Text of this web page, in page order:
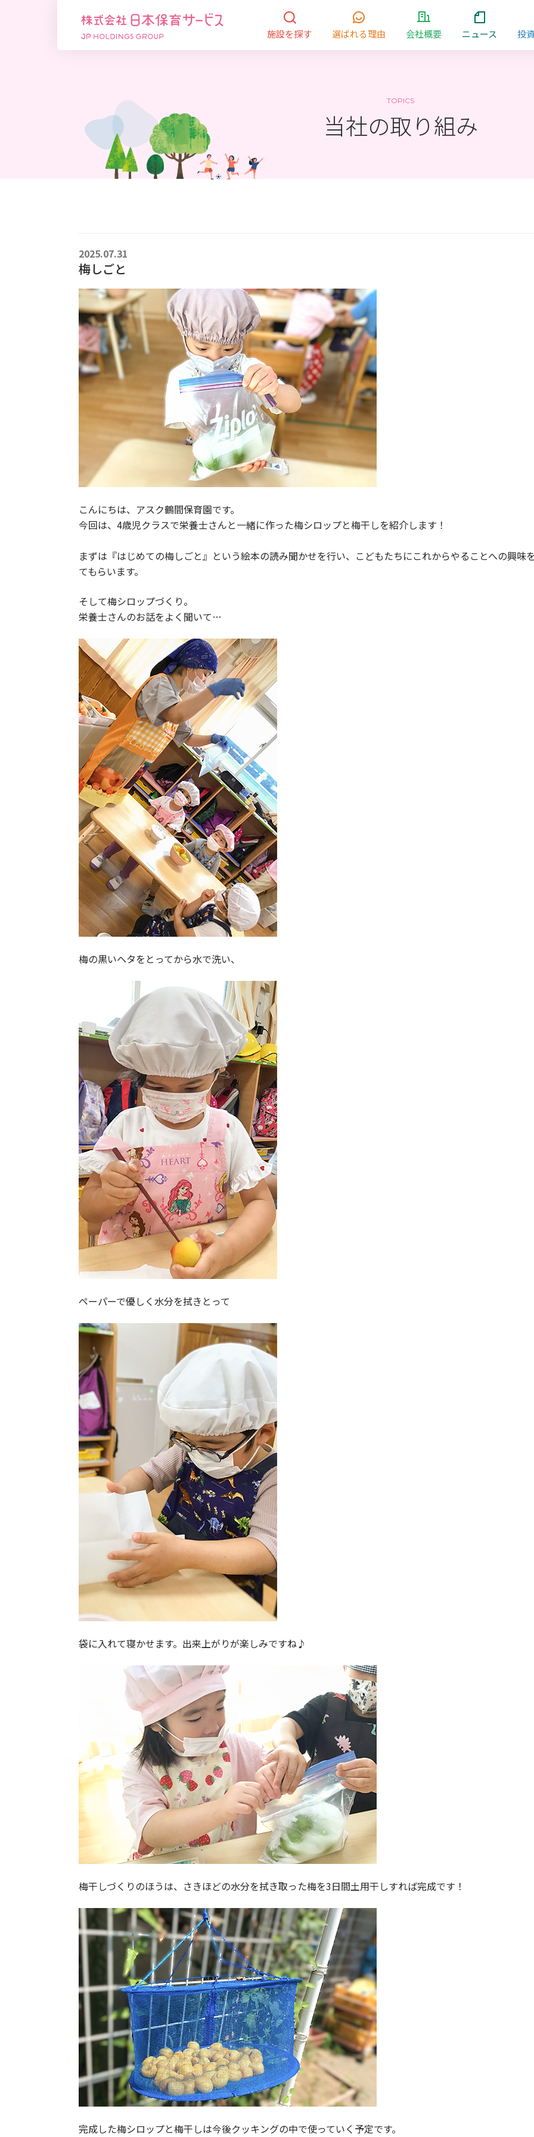
施設を探す 選ばれる理由 会社概要 ニュース 投
TOPICS
当社の取り組み
2025.07.31
梅しごと
こんにちは、アスク鶴間保育園です。
今回は、4歳児クラスで栄養士さんと一緒に作った梅シロップと梅干しを紹介します！
まずは『はじめての梅しごと』という絵本の読み聞かせを行い、こどもたちにこれからやることへの興味
てもらいます。
そして梅シロップづくり。
栄養士さんのお話をよく聞いて…
梅の黒いヘタをとってから水で洗い、
ペーパーで優しく水分を拭きとって
袋に入れて寝かせます。出来上がりが楽しみですね♪
梅干しづくりのほうは、さきほどの水分を拭き取った梅を3日間土用干しすれば完成です！
完成した梅シロップと梅干しは今後クッキングの中で使っていく予定です。